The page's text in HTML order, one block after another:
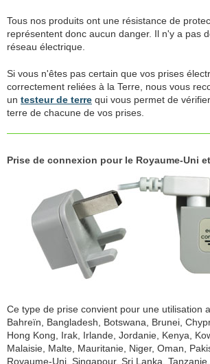
Tous nos produits ont une résistance de
représentent donc aucun danger. Il n'y a pas
réseau électrique.
Si vous n'êtes pas certain que vos prises
correctement reliées à la Terre, nous vous
un testeur de terre qui vous permet de
terre de chacune de vos prises.
Prise de connexion pour le Royaume-Uni
Ce type de prise convient pour une utilisation
Bahreïn, Bangladesh, Botswana, Brunei,
Hong Kong, Irak, Irlande, Jordanie, Kenya,
Malaisie, Malte, Mauritanie, Niger, Oman,
Royaume-Uni, Singapour, Sri Lanka,